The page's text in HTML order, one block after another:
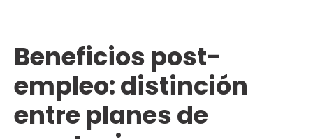
Beneficios post-
empleo: distinción
entre planes de